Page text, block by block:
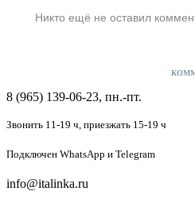
Никто ещё не оставил
8 (965) 139-06-23, пн.-пт.
Звонить 11-19 ч, приезжать 15-19 ч
Подключен WhatsApp и Telegram
info@italinka.ru